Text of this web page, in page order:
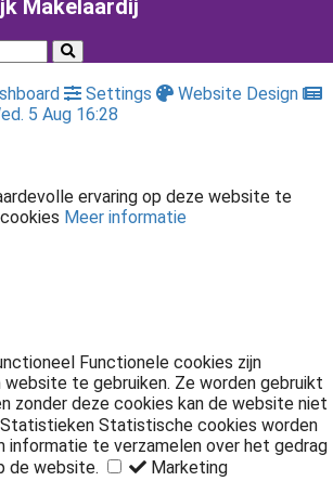
Makelaardij
Settings
Website Design
5 Aug 16:28
ervaring op deze website te
Meer informatie
Functionele cookies zijn
website te gebruiken. Ze worden gebruikt
zonder deze cookies kan de website niet
Statistieken Statistische cookies worden
informatie te verzamelen over het gedrag
de website.
Marketing